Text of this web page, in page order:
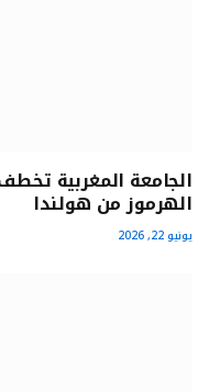
الجامعة المغربية
الهرموز من هولندا
يونيو 22, 2026